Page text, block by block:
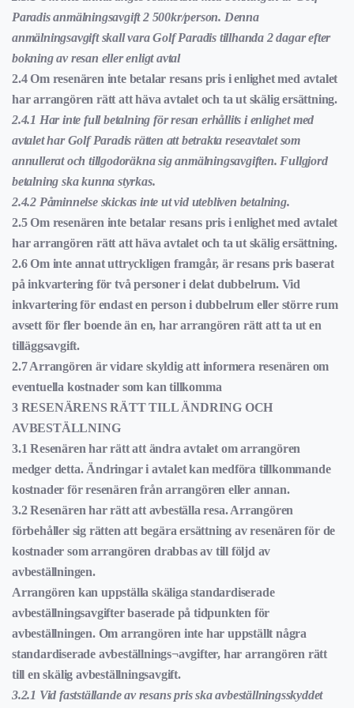
Paradis anmälningsavgift 2 500kr/person. Denna
anmälningsavgift skall vara Golf Paradis tillhanda 2 dagar efter
bokning av resan eller enligt avtal
2.4Om resenären inte betalar resans pris i enlighet med avtalet
har arrangören rätt att häva avtalet och ta ut skälig ersättning.
2.4.1 Har inte full betalning för resan erhållits i enlighet med
avtalet har Golf Paradis rätten att betrakta reseavtalet som
annullerat och tillgodoräkna sig anmälningsavgiften. Fullgjord
betalning ska kunna styrkas.
2.4.2 Påminnelse skickas inte ut vid utebliven betalning.
2.5 Om resenären inte betalar resans pris i enlighet med avtalet
har arrangören rätt att häva avtalet och ta ut skälig ersättning.
2.6 Om inte annat uttryckligen framgår, är resans pris baserat
på inkvartering för två personer i delat dubbelrum. Vid
inkvartering för endast en person i dubbelrum eller större rum
avsett för fler boende än en, har arrangören rätt att ta ut en
tilläggsavgift.
2.7 Arrangören är vidare skyldig att informera resenären om
eventuella kostnader som kan tillkomma
3 RESENÄRENS RÄTT TILL ÄNDRING OCH
AVBESTÄLLNING
3.1 Resenären har rätt att ändra avtalet om arrangören
medger detta. Ändringar i avtalet kan medföra tillkommande
kostnader för resenären från arrangören eller annan.
3.2 Resenären har rätt att avbeställa resa. Arrangören
förbehåller sig rätten att begära ersättning av resenären för de
kostnader som arrangören drabbas av till följd av
avbeställningen.
Arrangören kan uppställa skäliga standardiserade
avbeställningsavgifter baserade på tidpunkten för
avbeställningen. Om arrangören inte har uppställt några
standardiserade avbeställnings¬avgifter, har arrangören rätt
till en skälig avbeställningsavgift.
3.2.1 Vid fastställande av resans pris ska avbeställningsskyddet